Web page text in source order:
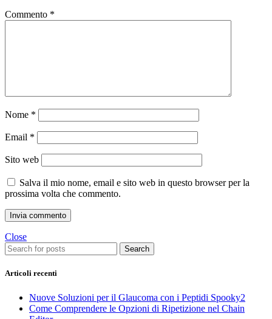
Commento *
Nome *
Email *
Sito web
Salva il mio nome, email e sito web in questo browser per la
prossima volta che commento.
Close
Search
Articoli recenti
Nuove Soluzioni per il Glaucoma con i Peptidi Spooky2
Come Comprendere le Opzioni di Ripetizione nel Chain